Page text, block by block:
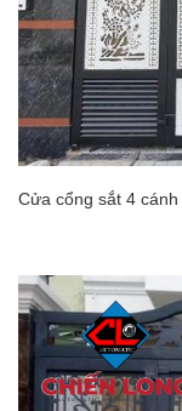
Cửa cổng sắt 4 cánh